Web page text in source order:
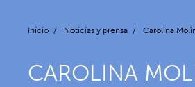
Inicio / Noticias y prensa / Carolina
CAROLINA